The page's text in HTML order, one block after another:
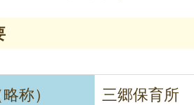
称） 三郷保育所